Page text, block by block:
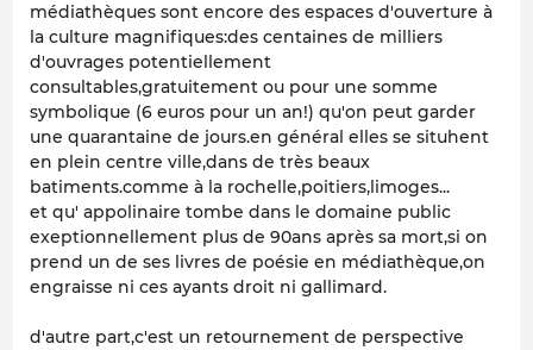
médiathèques sont encore des espaces d'ouverture à
la culture magnifiques:des centaines de milliers
d'ouvrages potentiellement
consultables,gratuitement ou pour une somme
symbolique (6 euros pour un an!) qu'on peut garder
une quarantaine de jours.en général elles se situhent
en plein centre ville,dans de très beaux
batiments.comme à la rochelle,poitiers,limoges...
et qu' appolinaire tombe dans le domaine public
exeptionnellement plus de 90ans après sa mort,si on
prend un de ses livres de poésie en médiathèque,on
engraisse ni ces ayants droit ni gallimard.
d'autre part,c'est un retournement de perspective